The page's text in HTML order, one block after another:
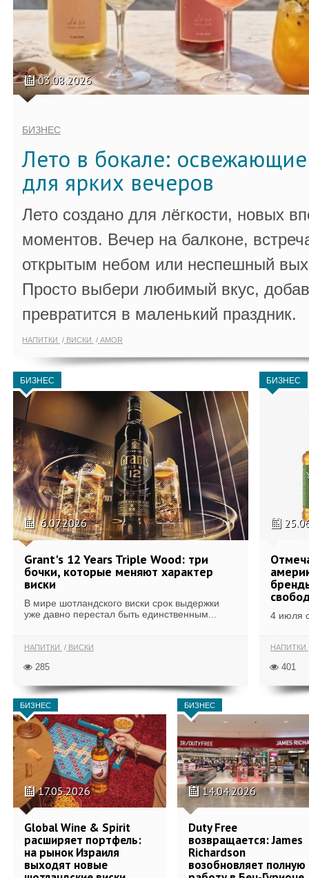
03.08.2026
БИЗНЕС
Лето в бокале:
для ярких вечеров
Лето создано для лёгкости, новых
моментов. Вечер на балконе,
открытым небом или неспешный
Просто выбери любимый вкус,
превратится в маленький праздник.
НАПИТКИ ВИСКИ AMOR
БИЗНЕС
6.07.2026
Grant's 12 Years Triple Wood: три
бочки, которые меняют характер
виски
В мире шотландского виски срок выдержки
уже давно перестал быть единственным...
НАПИТКИ ВИСКИ
285
БИЗНЕС
4 июля
НАПИТКИ
401
БИЗНЕС
17.05.2026
Global Wine & Spirit
расширяет портфель:
на рынок Израиля
выходят новые
БИЗНЕС
14.04.2026
Duty Free
возвращается: James
Richardson
возобновляет полную